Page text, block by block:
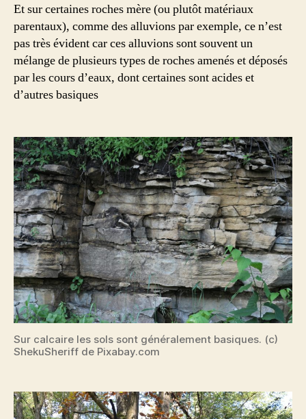
Et sur certaines roches mère (ou plutôt matériaux
parentaux), comme des alluvions par exemple, ce n’est
pas très évident car ces alluvions sont souvent un
mélange de plusieurs types de roches amenés et déposés
par les cours d’eaux, dont certaines sont acides et
d’autres basiques
Sur calcaire les sols sont généralement basiques. (c)
ShekuSheriff de Pixabay.com